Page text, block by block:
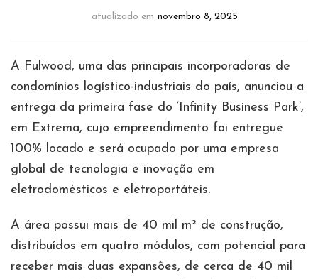
atualizado em novembro 8, 2025
A Fulwood, uma das principais incorporadoras de
condomínios logístico-industriais do país, anunciou a
entrega da primeira fase do ‘Infinity Business Park’,
em Extrema, cujo empreendimento foi entregue
100% locado e será ocupado por uma empresa
global de tecnologia e inovação em
eletrodomésticos e eletroportáteis.
A área possui mais de 40 mil m² de construção,
distribuídos em quatro módulos, com potencial para
receber mais duas expansões, de cerca de 40 mil